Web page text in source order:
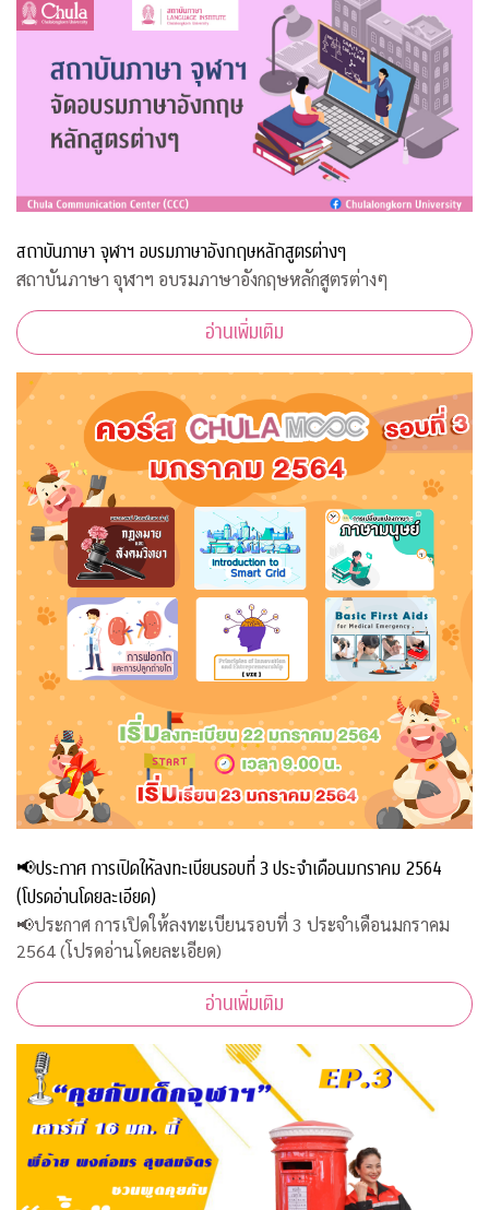
สถาบันภาษา จุฬาฯ อบรมภาษาอังกฤษหลักสูตรต่างๆ
สถาบันภาษา จุฬาฯ อบรมภาษาอังกฤษหลักสูตรต่างๆ
อ่านเพิ่มเติม
📢ประกาศ การเปิดให้ลงทะเบียนรอบที่ 3 ประจำเดือนมกราคม 2564
(โปรดอ่านโดยละเอียด)
📢ประกาศ การเปิดให้ลงทะเบียนรอบที่ 3 ประจำเดือนมกราคม
2564 (โปรดอ่านโดยละเอียด)
อ่านเพิ่มเติม